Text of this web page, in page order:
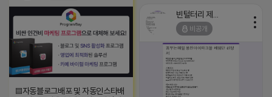
※특이사항※ 방문인원 최대 2~4
인 까지 가능 체험권 이외 추가 주문
은 본인부담입니다.
▤자동블로그배포 및 자동인스타배
비공개